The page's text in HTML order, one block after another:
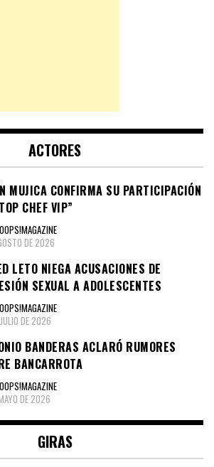
ACTORES
MUJICA CONFIRMA SU PARTICIPACIÓN
CHEF VIP”
DE 2026
LETO NIEGA ACUSACIONES DE
SEXUAL A ADOLESCENTES
DE 2026
BANDERAS ACLARÓ RUMORES
BANCARROTA
DE 2026
GIRAS